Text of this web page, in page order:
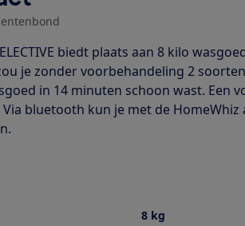
biedt plaats aan 8 kilo
je zonder voorbehandeling 2
in 14 minuten schoon wast. Een
bluetooth kun je met de
Vulgewicht 8 kg